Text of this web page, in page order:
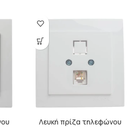
Λευκή πρίζα τηλεφώνου